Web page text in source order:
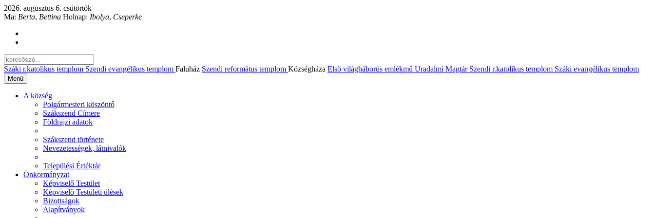
2026. augusztus 6. csütörtök
Ma: Berta, Bettina Holnap: Ibolya, Cseperke
Száki r.katolikus templom Szendi evangélikus templom Faluház Szendi református templom Községháza Első világháborús emlékmű Uradalmi Magtár Szendi r.katolikus templom Száki evangélikus templom
Menü
A község
Polgármesteri köszöntő
Szákszend Címere
Földrajzi adatok
Szákszend története
Nevezetességek, látnivalók
Települési Értéktár
Önkormányzat
Képviselő Testület
Képviselő Testületi ülések
Bizottságok
Alapítványok